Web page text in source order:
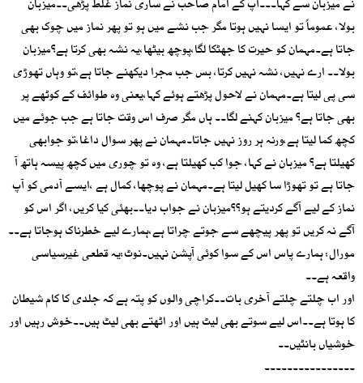
نے میزبان سے کہا۔۔۔آپ کے امام صاحب نے ساری نماز غلط پڑھی۔۔میزبان
بولا، عموماً تو ایسا نہیں ہوتا مگر جب نشے میں ہو تو پھر نماز میں چوک بھی
جاتا ہے۔مہمان کو حیرت کا جھٹکا لگا،پوچھ بیٹھا،یہ نشہ بھی کرتا ہے؟میزبان
بولا۔۔ ارے نہیں، نشہ نہیں کرتا، بس جب مجرا دیکھنے جاتا ہے،تو وہاں تھوڑی
سی پی لیتا ہے۔مہمان نے لاحول پڑھتے ہوئے کہا،یعنی وہ طوائف کے کوٹھے پر
بھی جاتا ہے؟ میزبان کہنے لگا۔۔ ہاں مگر صرف اس وقت جاتا ہے جب جوئے میں
کچھ کما لیتا ہے،ورنہ ہر روز نہیں جاتا۔مہمان نے پھر سوال داغا،تو جوابھی
کھیلتا ہے؟ میزبان نے کہا، جوا کب کھیلتا ہے، وہ تو چوری میں کچھ پیسہ ہاتھ آ
جاتا ہے تو تھوڑا سا کھیل لیتا ہے۔مہمان نے پوچھا، کمال ہے ،ایسے آدمی کو آپ
نماز کے لیے آگے کردیتے ہو؟؟میزبان نے جواب دیا۔۔بھئی کیا کریں، اگر اس کو
آگے نہ کریں تو پھر پیچھے سے جوتے چراتا ہے،ہمارے لیے خطرناک ہوجاتا ہے۔۔
مورال: ہمارے پاس اس کے سوا کوئی آپشن نہیں۔نوٹ:یہ قطعی غیرسیاسی
واقعہ ہے۔۔
اور اب چلتے چلتے آخری بات۔۔کراچی والوں کو پتہ ہے کہ جلدی کا کام شیطان
کا ہوتا ہے۔۔اس لیے سوتے بھی لیٹ ہیں اور اٹھتے بھی لیٹ ہیں۔۔خوش رہیں اور
خوشیاں بانٹیں۔۔
۔۔۔۔۔۔۔۔۔۔۔۔۔۔۔۔